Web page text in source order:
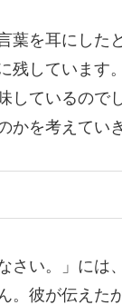
を耳にし
していま
ているので
を考えてい
い。」に
。彼が伝え